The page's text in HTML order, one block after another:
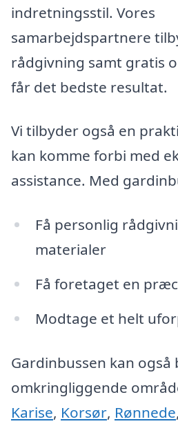
indretningsstil. Vores
samarbejdspartnere
rådgivning samt gratis
får det bedste resultat.
Vi tilbyder også en
kan komme forbi med
assistance. Med
Få personlig
materialer
Få foretaget en
Modtage et helt
Gardinbussen kan også
omkringliggende
Karise, Korsør, Rønnede,